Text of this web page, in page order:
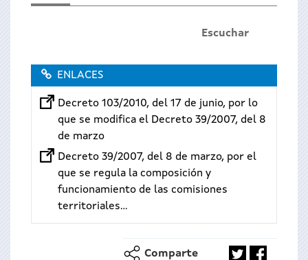
Escuchar
ENLACES
Decreto 103/2010, del 17 de junio, por lo
que se modifica el Decreto 39/2007, del 8
de marzo
Decreto 39/2007, del 8 de marzo, por el
que se regula la composición y
funcionamiento de las comisiones
territoriales...
Comparte